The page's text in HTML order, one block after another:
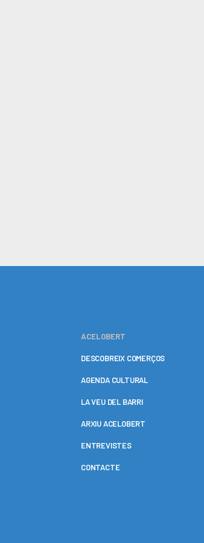
ACELOBERT
DESCOBREIX COMERÇOS
AGENDA CULTURAL
LA VEU DEL BARRI
ARXIU ACELOBERT
ENTREVISTES
CONTACTE